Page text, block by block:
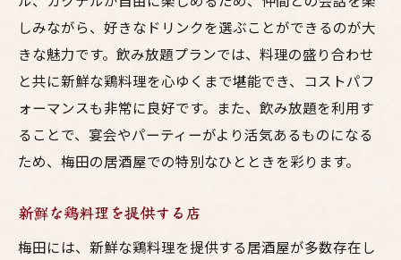
しみながら、好きなドリンクを選ぶことができるのが大
きな魅力です。飲み放題プランでは、料理の盛り合わせ
と共に新鮮な鶏料理を心ゆくまで堪能でき、コストパフ
ォーマンスも非常に良好です。また、飲み放題を利用す
ることで、宴会やパーティーがより活気あるものになる
ため、梅田の居酒屋での特別なひとときを彩ります。
新鮮な鶏料理を提供する店
梅田には、新鮮な鶏料理を提供する居酒屋が多数存在し